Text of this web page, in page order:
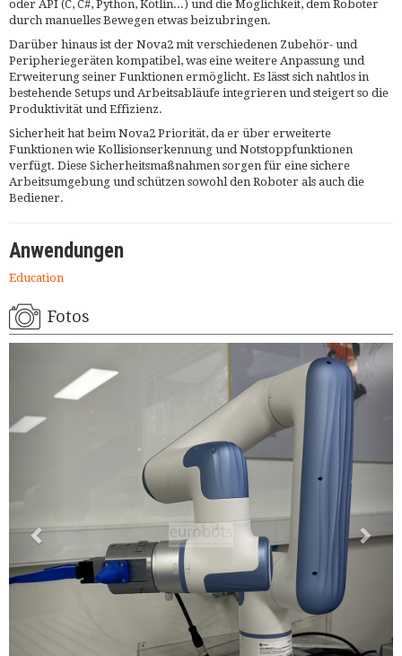
oder API (C, C#, Python, Kotlin...) und die Möglichkeit, dem Roboter
durch manuelles Bewegen etwas beizubringen.
Darüber hinaus ist der Nova2 mit verschiedenen Zubehör- und
Peripheriegeräten kompatibel, was eine weitere Anpassung und
Erweiterung seiner Funktionen ermöglicht. Es lässt sich nahtlos in
bestehende Setups und Arbeitsabläufe integrieren und steigert so die
Produktivität und Effizienz.
Sicherheit hat beim Nova2 Priorität, da er über erweiterte
Funktionen wie Kollisionserkennung und Notstoppfunktionen
verfügt. Diese Sicherheitsmaßnahmen sorgen für eine sichere
Arbeitsumgebung und schützen sowohl den Roboter als auch die
Bediener.
Anwendungen
Education
Fotos